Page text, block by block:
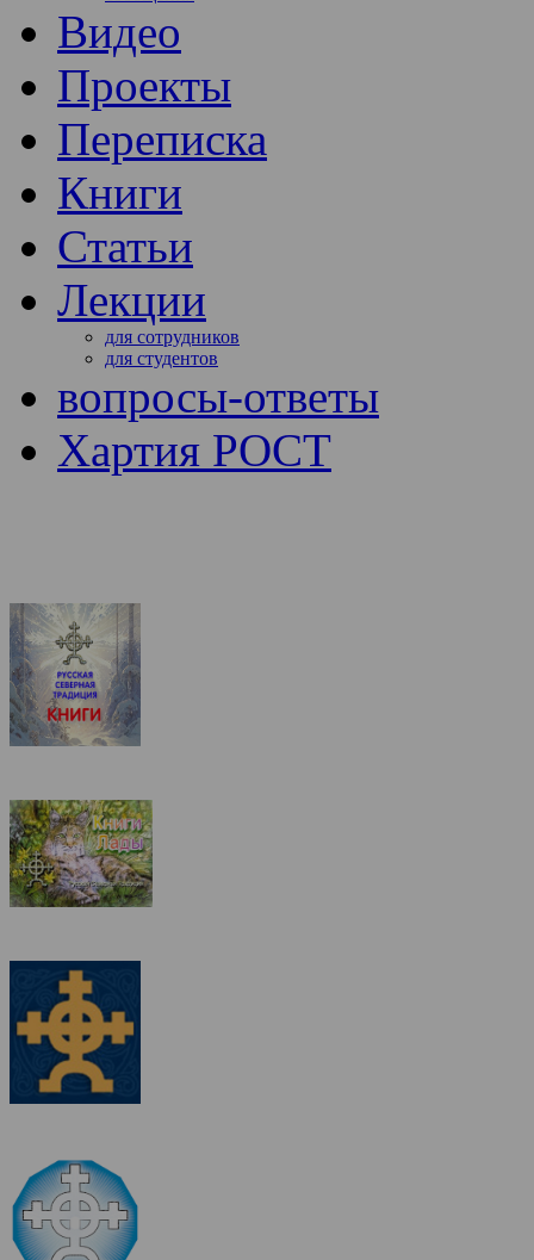
Видео
Проекты
Переписка
Книги
Статьи
Лекции
для сотрудников
для студентов
вопросы-ответы
Хартия РОСТ